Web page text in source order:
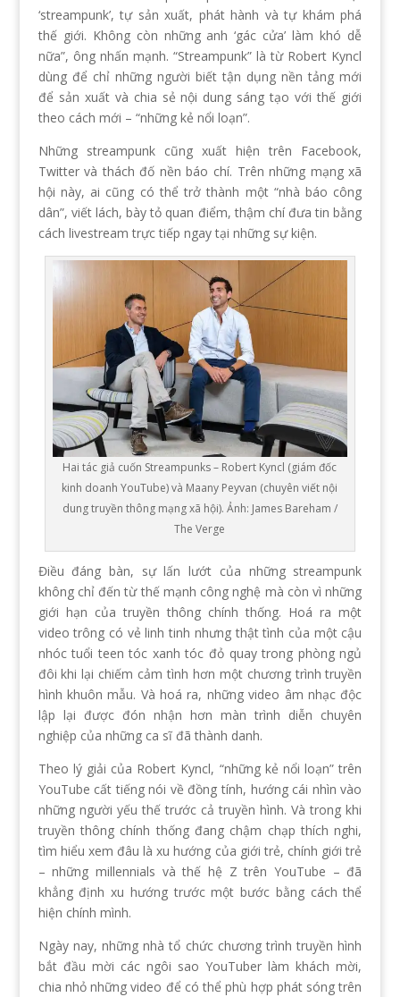
‘streampunk’, tự sản xuất, phát hành và tự khám phá
thế giới. Không còn những anh ‘gác cửa’ làm khó dễ
nữa”, ông nhấn mạnh. “Streampunk” là từ Robert Kyncl
dùng để chỉ những người biết tận dụng nền tảng mới
để sản xuất và chia sẻ nội dung sáng tạo với thế giới
theo cách mới – “những kẻ nổi loạn”.
Những streampunk cũng xuất hiện trên Facebook,
Twitter và thách đố nền báo chí. Trên những mạng xã
hội này, ai cũng có thể trở thành một “nhà báo công
dân”, viết lách, bày tỏ quan điểm, thậm chí đưa tin bằng
cách livestream trực tiếp ngay tại những sự kiện.
Hai tác giả cuốn Streampunks – Robert Kyncl (giám đốc
kinh doanh YouTube) và Maany Peyvan (chuyên viết nội
dung truyền thông mạng xã hội). Ảnh: James Bareham /
The Verge
Điều đáng bàn, sự lấn lướt của những streampunk
không chỉ đến từ thế mạnh công nghệ mà còn vì những
giới hạn của truyền thông chính thống. Hoá ra một
video trông có vẻ linh tinh nhưng thật tình của một cậu
nhóc tuổi teen tóc xanh tóc đỏ quay trong phòng ngủ
đôi khi lại chiếm cảm tình hơn một chương trình truyền
hình khuôn mẫu. Và hoá ra, những video âm nhạc độc
lập lại được đón nhận hơn màn trình diễn chuyên
nghiệp của những ca sĩ đã thành danh.
Theo lý giải của Robert Kyncl, “những kẻ nổi loạn” trên
YouTube cất tiếng nói về đồng tính, hướng cái nhìn vào
những người yếu thế trước cả truyền hình. Và trong khi
truyền thông chính thống đang chậm chạp thích nghi,
tìm hiểu xem đâu là xu hướng của giới trẻ, chính giới trẻ
– những millennials và thế hệ Z trên YouTube – đã
khẳng định xu hướng trước một bước bằng cách thể
hiện chính mình.
Ngày nay, những nhà tổ chức chương trình truyền hình
bắt đầu mời các ngôi sao YouTuber làm khách mời,
chia nhỏ những video để có thể phù hợp phát sóng trên